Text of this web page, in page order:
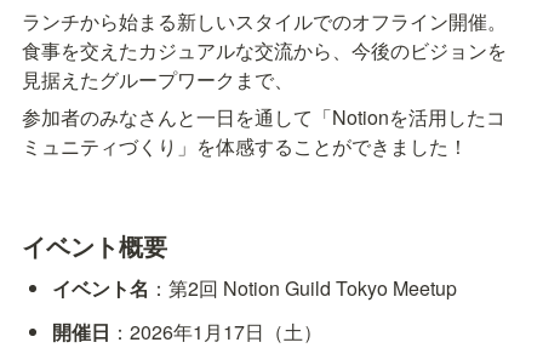
ランチから始まる新しいスタイルでのオフライン開催。
食事を交えたカジュアルな交流から、今後のビジョンを
見据えたグループワークまで、
参加者のみなさんと一日を通して「Notionを活用したコ
ミュニティづくり」を体感することができました！
イベント概要
イベント名 ：第2回 Notion Guild Tokyo Meetup
開催日 ：2026年1月17日（土）